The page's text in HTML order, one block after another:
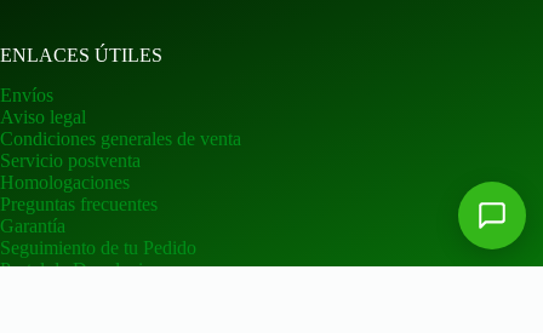
ENLACES ÚTILES
Envíos
Aviso legal
Condiciones generales de venta
Servicio postventa
Homologaciones
Preguntas frecuentes
Garantía
Seguimiento de tu Pedido
Portal de Devoluciones